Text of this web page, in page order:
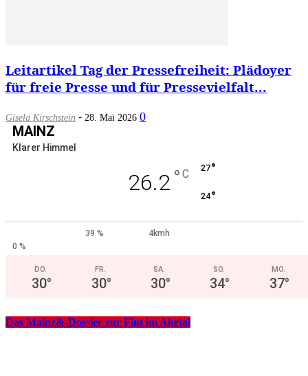
Leitartikel Tag der Pressefreiheit: Plädoyer
für freie Presse und für Pressevielfalt...
Gisela Kirschstein - 28. Mai 2026 0
MAINZ
Klarer Himmel
26.2 ° C 27°
24°
39 %
4kmh
0 %
DO.
30°
FR.
30°
SA.
30°
SO.
34°
MO.
37°
Das Mainz&-Dossier zur Flut im Ahrtal